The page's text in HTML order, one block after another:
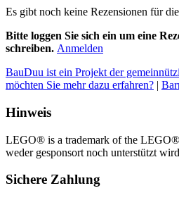
Es gibt noch keine Rezensionen für
Bitte loggen Sie sich ein um eine
schreiben. Anmelden
BauDuu ist ein Projekt der
möchten Sie mehr dazu erfahren? |
Hinweis
LEGO® is a trademark of the
weder gesponsort noch unterstützt
Sichere Zahlung